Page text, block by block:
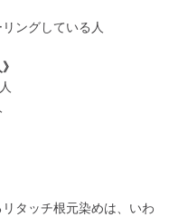
ングしている人
タッチ根元染めは、いわ